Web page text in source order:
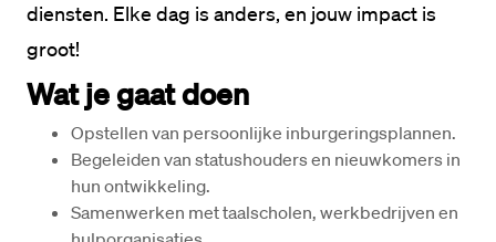
diensten. Elke dag is anders, en jouw impact is
Wat je gaat doen
Opstellen van persoonlijke inburgeringsplannen.
Begeleiden van statushouders en nieuwkomers in
hun ontwikkeling.
Samenwerken met taalscholen, werkbedrijven en